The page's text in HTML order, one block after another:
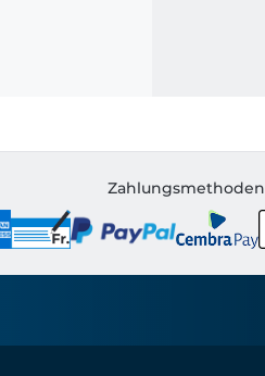
Zahlungsmethoden